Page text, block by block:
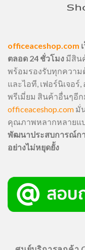
officeaceshop.com
ตลอด 24 ชั่วโมง มีสิน
พร้อมรองรับทุกความ
และไอที, เฟอร์นิเจอ
พรีเมี่ยม สินค้าอื่นๆอี
officeaceshop.com มั่
คุณภาพหลากหลายแ
พัฒนาประสบการณ์ก
อย่างไม่หยุดยั้ง